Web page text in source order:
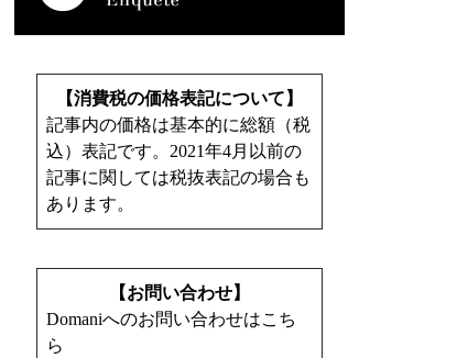
【消費税の価格表記について】
記事内の価格は基本的に総額（税
込）表記です。2021年4月以前の
記事に関しては税抜表記の場合も
あります。
【お問い合わせ】
Domaniへのお問い合わせはこち
ら